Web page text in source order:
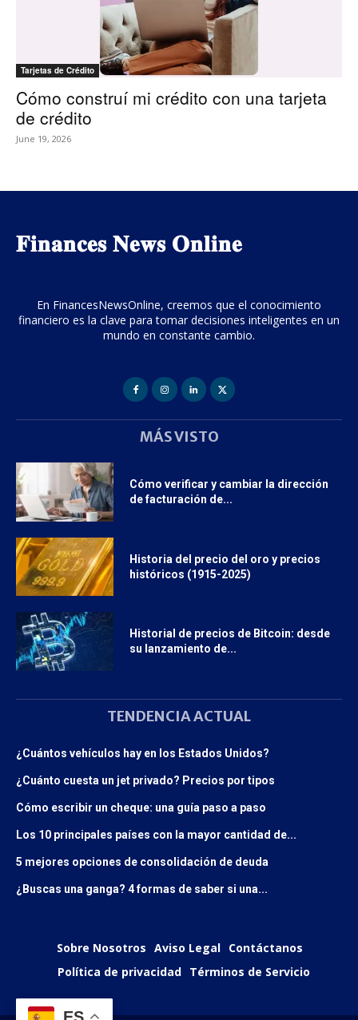
Tarjetas de Crédito
Cómo construí mi crédito con una tarjeta
de crédito
June 19, 2026
𝐅𝐢𝐧𝐚𝐧𝐜𝐞𝐬 𝐍𝐞𝐰𝐬 𝐎𝐧𝐥𝐢𝐧𝐞
En FinancesNewsOnline, creemos que el conocimiento
financiero es la clave para tomar decisiones inteligentes en un
mundo en constante cambio.
MÁS VISTO
Cómo verificar y cambiar la dirección
de facturación de...
Historia del precio del oro y precios
históricos (1915-2025)
Historial de precios de Bitcoin: desde
su lanzamiento de...
TENDENCIA ACTUAL
¿Cuántos vehículos hay en los Estados Unidos?
¿Cuánto cuesta un jet privado? Precios por tipos
Cómo escribir un cheque: una guía paso a paso
Los 10 principales países con la mayor cantidad de...
5 mejores opciones de consolidación de deuda
¿Buscas una ganga? 4 formas de saber si una...
Sobre Nosotros Aviso Legal Contáctanos
Política de privacidad Términos de Servicio